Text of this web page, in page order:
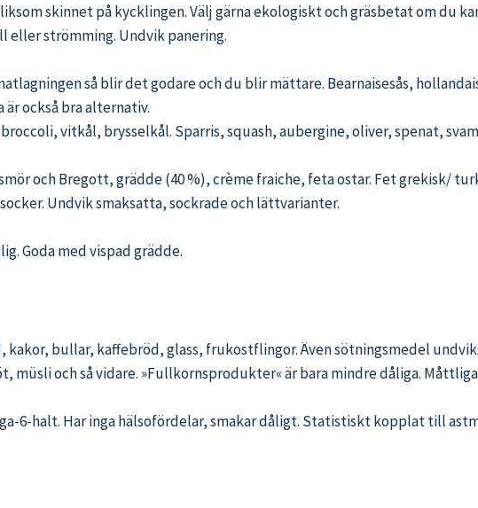
skinnet på kycklingen. Välj gärna ekologiskt och gräsbetat om du
eller strömming. Undvik panering.
så blir det godare och du blir mättare. Bearnaisesås,
också bra alternativ.
vitkål, brysselkål. Sparris, squash, aubergine, oliver, spenat,
och Bregott, grädde (40 %), crème fraiche, feta ostar. Fet grekisk/
Undvik smaksatta, sockrade och lättvarianter.
Goda med vispad grädde.
kakor, bullar, kaffebröd, glass, frukostflingor. Även sötningsmedel
müsli och så vidare. »Fullkornsprodukter« är bara mindre dåliga.
6-halt. Har inga hälsofördelar, smakar dåligt. Statistiskt kopplat till